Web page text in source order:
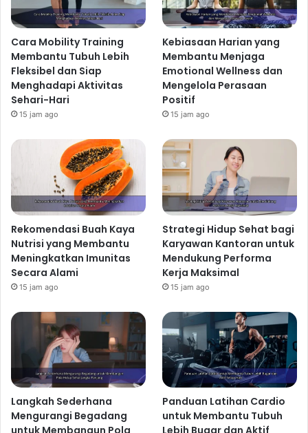
Cara Mobility Training
Membantu Tubuh Lebih
Fleksibel dan Siap
Menghadapi Aktivitas
Sehari-Hari
15 jam ago
Kebiasaan Harian yang
Membantu Menjaga
Emotional Wellness dan
Mengelola Perasaan
Positif
15 jam ago
Rekomendasi Buah Kaya
Nutrisi yang Membantu
Meningkatkan Imunitas
Secara Alami
15 jam ago
Strategi Hidup Sehat bagi
Karyawan Kantoran untuk
Mendukung Performa
Kerja Maksimal
15 jam ago
Langkah Sederhana
Mengurangi Begadang
untuk Membangun Pola
Panduan Latihan Cardio
untuk Membantu Tubuh
Lebih Bugar dan Aktif